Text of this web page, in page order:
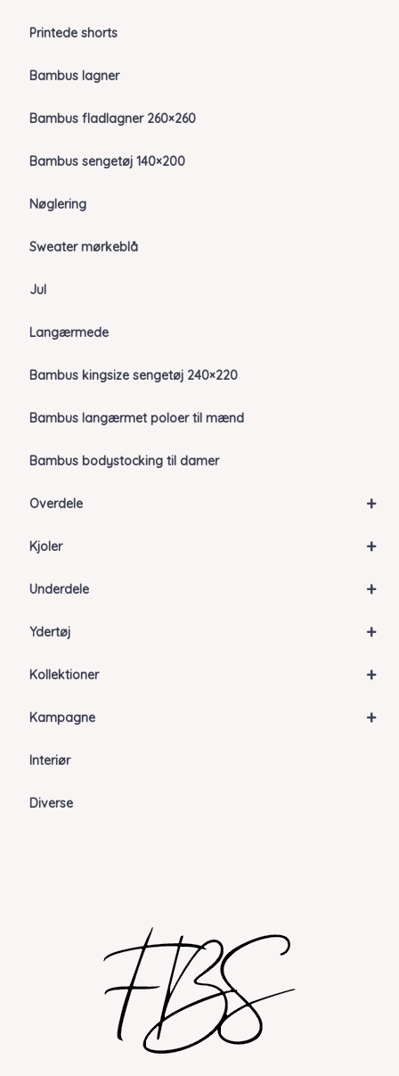
Printede shorts
Bambus lagner
Bambus fladlagner 260×260
Bambus sengetøj 140×200
Nøglering
Sweater mørkeblå
Jul
Langærmede
Bambus kingsize sengetøj 240×220
Bambus langærmet poloer til mænd
Bambus bodystocking til damer
+
Overdele
+
Kjoler
+
Underdele
+
Ydertøj
+
Kollektioner
+
Kampagne
Interiør
Diverse